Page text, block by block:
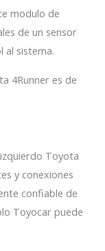
modulo de
de un sensor
al sistema.
4Runner es de
Toyota
y conexiones
confiable de
Toyocar puede